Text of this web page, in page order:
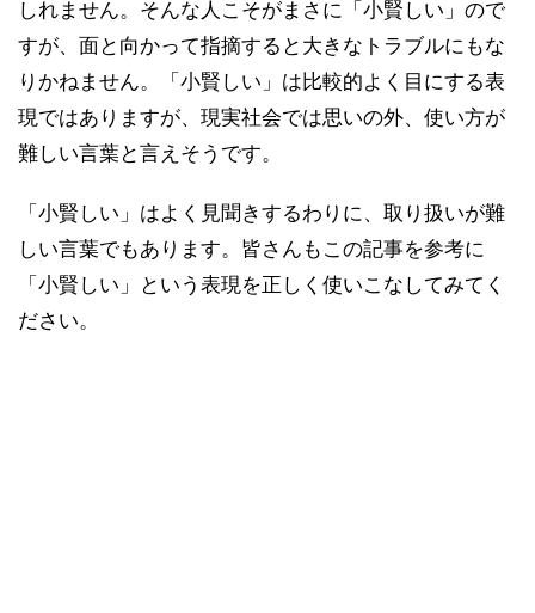
しれません。そんな人こそがまさに「小賢しい」ので
すが、面と向かって指摘すると大きなトラブルにもな
りかねません。「小賢しい」は比較的よく目にする表
現ではありますが、現実社会では思いの外、使い方が
難しい言葉と言えそうです。
「小賢しい」はよく見聞きするわりに、取り扱いが難
しい言葉でもあります。皆さんもこの記事を参考に
「小賢しい」という表現を正しく使いこなしてみてく
ださい。